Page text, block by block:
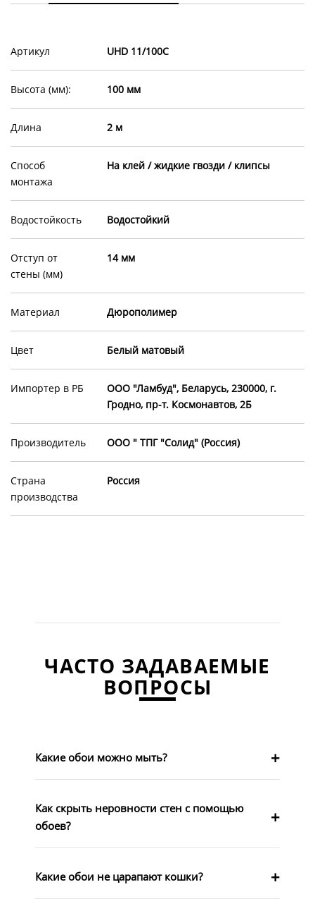
Артикул UHD 11/100C
Высота (мм): 100 мм
Длина 2 м
Способ
монтажа
На клей / жидкие гвозди / клипсы
Водостойкость Водостойкий
Отступ от
стены (мм)
14 мм
Материал Дюрополимер
Цвет Белый матовый
Импортер в РБ
ООО "Ламбуд", Беларусь, 230000, г.
Гродно, пр-т. Космонавтов, 2Б
Производитель ООО " ТПГ "Солид" (Россия)
Страна
производства
Россия
ЧАСТО ЗАДАВАЕМЫЕ
ВОПРОСЫ
Какие обои можно мыть?
Как скрыть неровности стен с помощью
обоев?
Какие обои не царапают кошки?